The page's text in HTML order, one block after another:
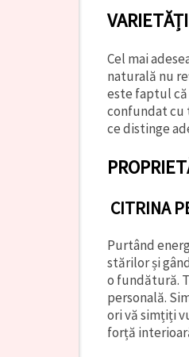
Cel mai
naturală nu
este faptul că
confundat cu
ce distinge
CITRINA
Purtând
stărilor și
o fundătură.
personală.
ori vă simțiți
forță